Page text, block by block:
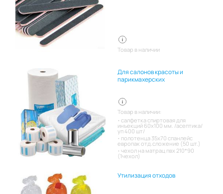
Товар в наличии
Для салонов красоты и
парикмахерских
Товар в наличии:
салфетка спиртовая для
инъекций 60х100 мм. /асептика/
уп 400 шт/
полотенца 35х70 спанлейс
европак отд.сложение (50 шт.)
чехол на матрац пвх 210*90
(1чехол)
Утилизация отходов